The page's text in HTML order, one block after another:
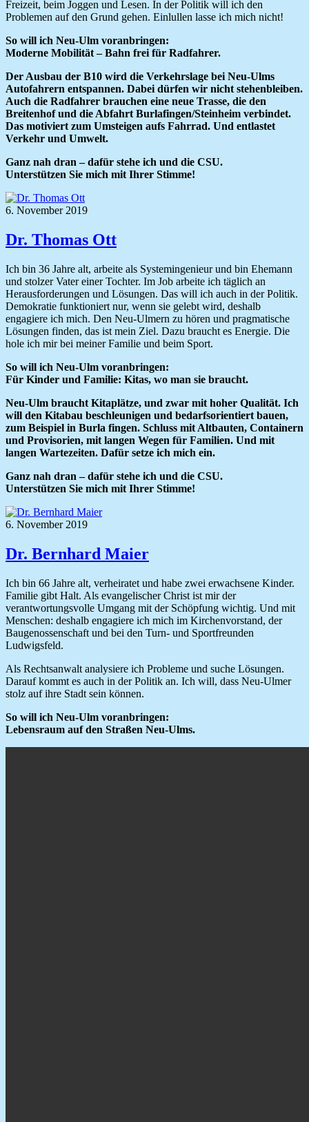
Freizeit, beim Joggen und Lesen. In der Politik will ich den
Problemen auf den Grund gehen. Einlullen lasse ich mich nicht!
So will ich Neu-Ulm voranbringen:
Moderne Mobilität – Bahn frei für Radfahrer.
Der Ausbau der B10 wird die Verkehrslage bei Neu-Ulms
Autofahrern entspannen. Dabei dürfen wir nicht stehenbleiben.
Auch die Radfahrer brauchen eine neue Trasse, die den
Breitenhof und die Abfahrt Burlafingen/Steinheim verbindet.
Das motiviert zum Umsteigen aufs Fahrrad. Und entlastet
Verkehr und Umwelt.
Ganz nah dran – dafür stehe ich und die CSU.
Unterstützen Sie mich mit Ihrer Stimme!
6. November 2019
Dr. Thomas Ott
Ich bin 36 Jahre alt, arbeite als Systemingenieur und bin Ehemann
und stolzer Vater einer Tochter. Im Job arbeite ich täglich an
Herausforderungen und Lösungen. Das will ich auch in der Politik.
Demokratie funktioniert nur, wenn sie gelebt wird, deshalb
engagiere ich mich. Den Neu-Ulmern zu hören und pragmatische
Lösungen finden, das ist mein Ziel. Dazu braucht es Energie. Die
hole ich mir bei meiner Familie und beim Sport.
So will ich Neu-Ulm voranbringen:
Für Kinder und Familie: Kitas, wo man sie braucht.
Neu-Ulm braucht Kitaplätze, und zwar mit hoher Qualität. Ich
will den Kitabau beschleunigen und bedarfsorientiert bauen,
zum Beispiel in Burla fingen. Schluss mit Altbauten, Containern
und Provisorien, mit langen Wegen für Familien. Und mit
langen Wartezeiten. Dafür setze ich mich ein.
Ganz nah dran – dafür stehe ich und die CSU.
Unterstützen Sie mich mit Ihrer Stimme!
6. November 2019
Dr. Bernhard Maier
Ich bin 66 Jahre alt, verheiratet und habe zwei erwachsene Kinder.
Familie gibt Halt. Als evangelischer Christ ist mir der
verantwortungsvolle Umgang mit der Schöpfung wichtig. Und mit
Menschen: deshalb engagiere ich mich im Kirchenvorstand, der
Baugenossenschaft und bei den Turn- und Sportfreunden
Ludwigsfeld.
Als Rechtsanwalt analysiere ich Probleme und suche Lösungen.
Darauf kommt es auch in der Politik an. Ich will, dass Neu-Ulmer
stolz auf ihre Stadt sein können.
So will ich Neu-Ulm voranbringen:
Lebensraum auf den Straßen Neu-Ulms.